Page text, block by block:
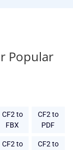
Popular
CF2 to
FBX
CF2 to
PDF
CF2 to
CF2 to